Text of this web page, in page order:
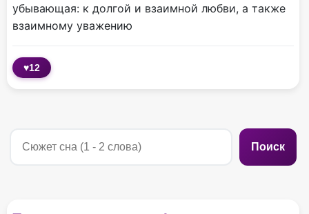
убывающая: к долгой и взаимной любви, а также
взаимному уважению
♥12
Поиск